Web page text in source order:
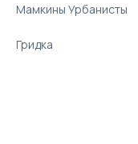
Мамкины Урбанисты
Гридка